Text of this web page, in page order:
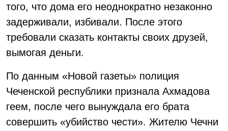
того, что дома его неоднократно незаконно
задерживали, избивали. После этого
требовали сказать контакты своих друзей,
вымогая деньги.
По данным «Новой газеты» полиция
Чеченской республики признала Ахмадова
геем, после чего вынуждала его брата
совершить «убийство чести». Жителю Чечни